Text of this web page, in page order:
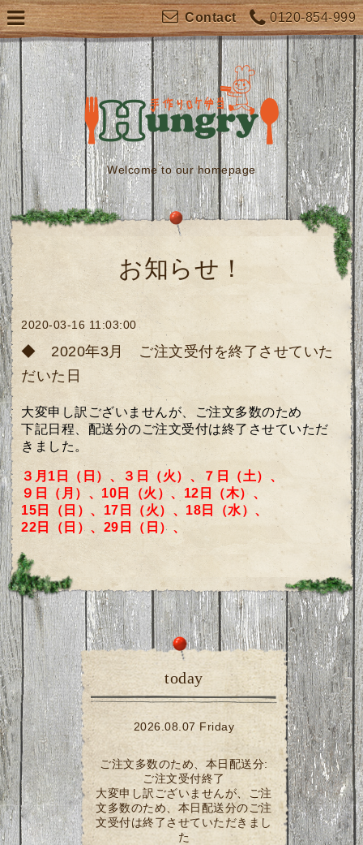
0120-854-999
Contact
Welcome to our homepage
お知らせ！
2020-03-16 11:03:00
◆ 2020年3月 ご注文受付を終了させていた
だいた日
大変申し訳ございませんが、ご注文多数のため
下記日程、配送分のご注文受付は終了させていただ
きました。
３月1日（日）、３日（火）、７日（土）、
９日（月）、10日（火）、12日（木）、
15日（日）、17日（火）、18日（水）、
22日（日）、29日（日）、
today
2026.08.07 Friday
ご注文多数のため、本日配送分:
ご注文受付終了
大変申し訳ございませんが、ご注
文多数のため、本日配送分のご注
文受付は終了させていただきまし
た